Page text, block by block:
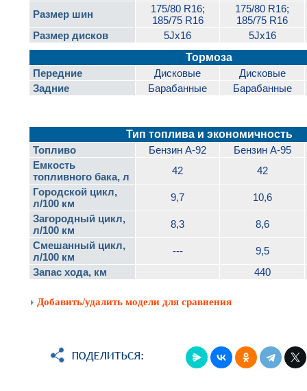
Размер шин
175/80 R16;
185/75 R16
175/80 R16;
185/75 R16
Размер дисков
5Jx16
5Jx16
Тормоза
Передние
Дисковые
Дисковые
Задние
Барабанные Барабанные
Тип топлива и экономичность
Топливо
Бензин А-92
Бензин А-95
Емкость
топливного бака, л
42
42
Городской цикл,
л/100 км
9,7
10,6
Загородный цикл,
л/100 км
8,3
8,6
Смешанный цикл,
л/100 км
---
9,5
Запас хода, км
440
Добавить/удалить модели для сравнения